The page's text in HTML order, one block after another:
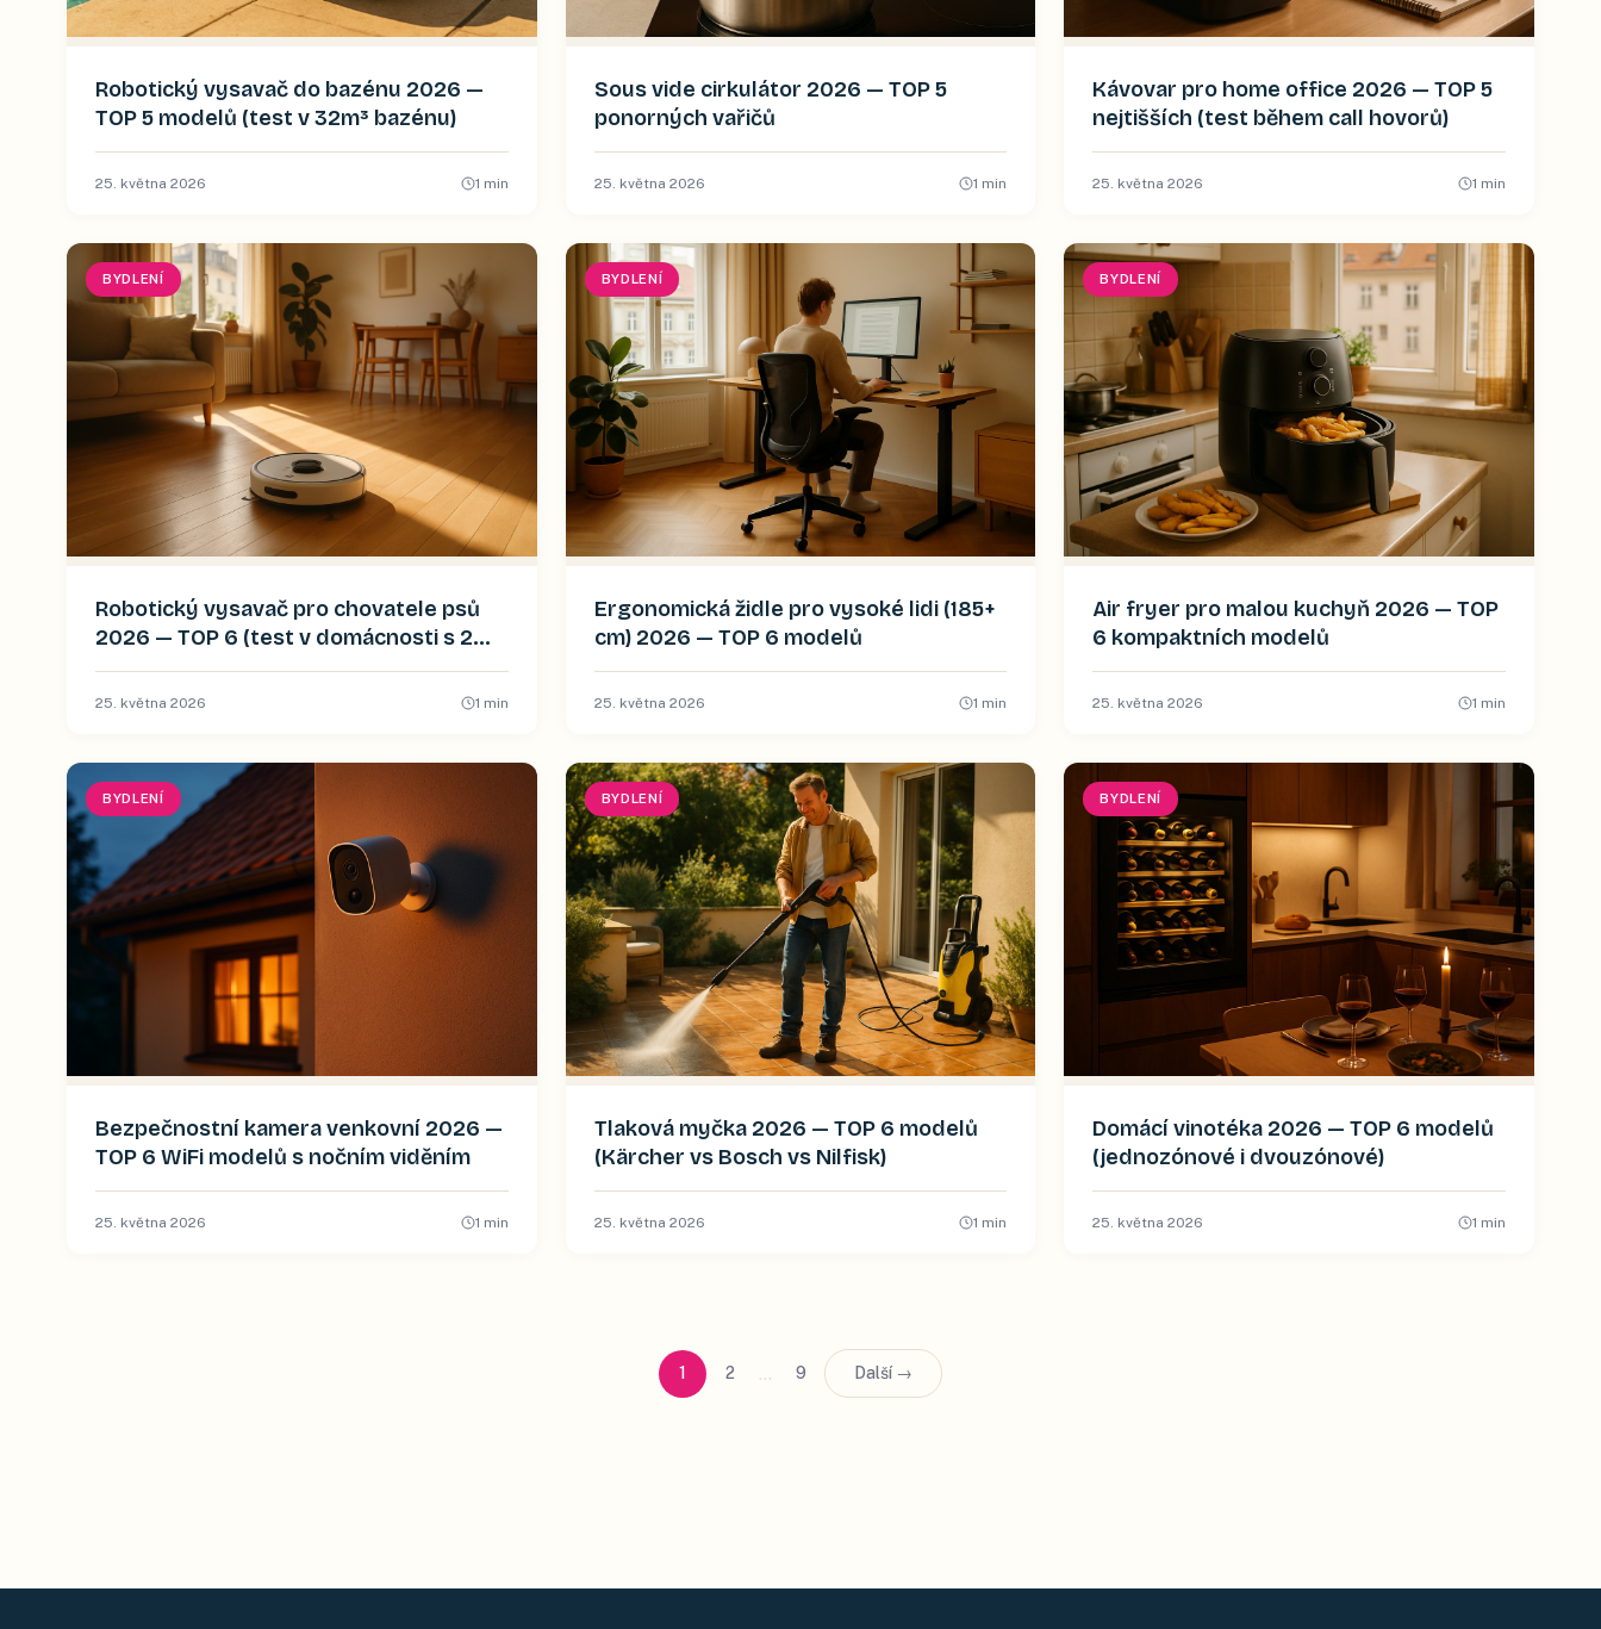
Robotický vysavač do bazénu 2026 —
TOP 5 modelů (test v 32m³ bazénu)
25. května 2026 1 min
Sous vide cirkulátor 2026 — TOP 5
ponorných vařičů
25. května 2026 1 min
Kávovar pro home office 2026 — TOP 5
nejtišších (test během call hovorů)
25. května 2026 1 min
BYDLENÍ
Robotický vysavač pro chovatele psů
2026 — TOP 6 (test v domácnosti s 2
zlatými retrívry)
25. května 2026 1 min
BYDLENÍ
Ergonomická židle pro vysoké lidi (185+
cm) 2026 — TOP 6 modelů
25. května 2026 1 min
BYDLENÍ
Air fryer pro malou kuchyň 2026 — TOP
6 kompaktních modelů
25. května 2026 1 min
BYDLENÍ
Bezpečnostní kamera venkovní 2026 —
TOP 6 WiFi modelů s nočním viděním
25. května 2026 1 min
BYDLENÍ
Tlaková myčka 2026 — TOP 6 modelů
(Kärcher vs Bosch vs Nilfisk)
25. května 2026 1 min
BYDLENÍ
Domácí vinotéka 2026 — TOP 6 modelů
(jednozónové i dvouzónové)
25. května 2026 1 min
1 2 … 9 Další →